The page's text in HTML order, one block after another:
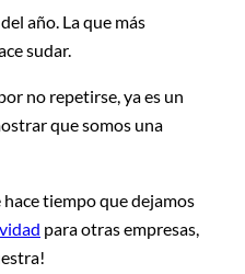
año. La que más
sudar.
no repetirse, ya es un
que somos una
tiempo que dejamos
para otras empresas,